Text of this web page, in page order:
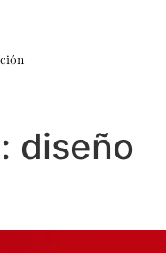
diseño